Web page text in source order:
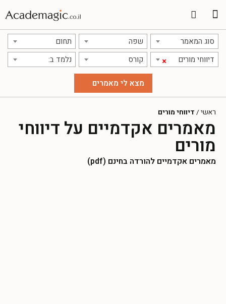
סוג המאמר שפה תחום
× דיווחי מורים קורס נלמד ב:
ראשי / דיווחי מורים
מאמרים אקדמיים על דיווחי
מורים
מאמרים אקדמיים להורדה בחינם (pdf)